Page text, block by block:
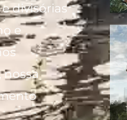
divisórias
e
nossa